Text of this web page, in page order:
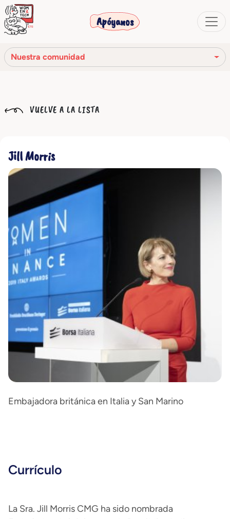
Apóyanos
Nuestra comunidad
Nuestra historia
Nuestra red
VUELVE A LA LISTA
Jill Morris
Embajadora británica en Italia y San Marino
Currículo
La Sra. Jill Morris CMG ha sido nombrada